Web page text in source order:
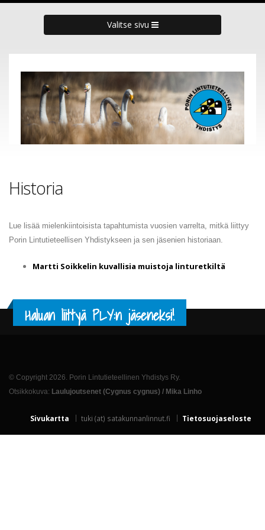
Valitse sivu
Historia
Lue lisää mielenkiintoisista tapahtumista vuosien varrelta, mitkä liittyy
Porin Lintutieteellisen Yhdistykseen ja sen jäsenien historiaan.
Martti Soikkelin kuvallisia muistoja linturetkiltä
Haluan liittyä PLY:n jäseneksi!
© Copyright 2026. Porin Lintutieteellinen Yhdistys Ry.
Otsikkokuva: Laulujoutsenet (Cygnus cygnus) / Mika Linho
Sivukartta tuki (at) satakunnanlinnut.fi Tietosuojaseloste